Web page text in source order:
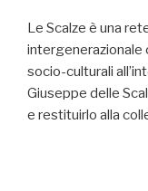
Le Scalze è una
socio-culturali
Giuseppe delle
e restituirlo alla